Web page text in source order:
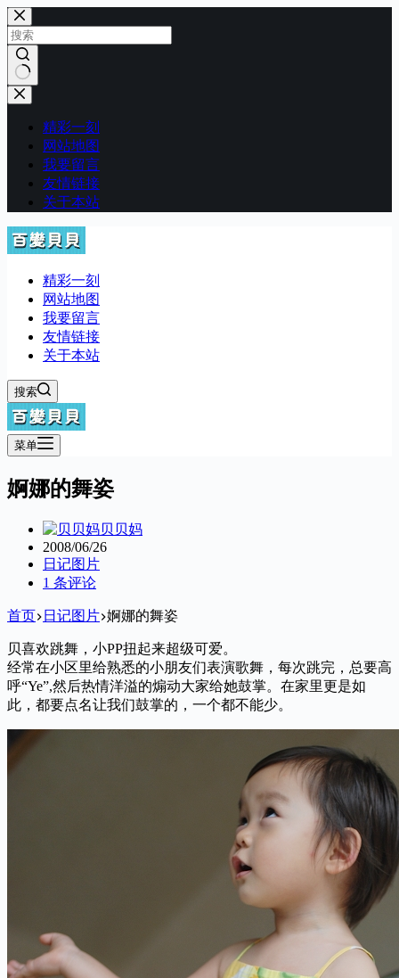
跳
至
内
容
无
精彩一刻
网站地图
我要留言
友情链接
关于本站
精彩一刻
网站地图
我要留言
友情链接
关于本站
搜索
菜单
婀娜的舞姿
贝贝妈
2008/06/26
日记图片
1 条评论
首页 日记图片 婀娜的舞姿
贝喜欢跳舞，小PP扭起来超级可爱。
经常在小区里给熟悉的小朋友们表演歌舞，每次跳完，总要高
呼“Ye”,然后热情洋溢的煽动大家给她鼓掌。在家里更是如
此，都要点名让我们鼓掌的，一个都不能少。